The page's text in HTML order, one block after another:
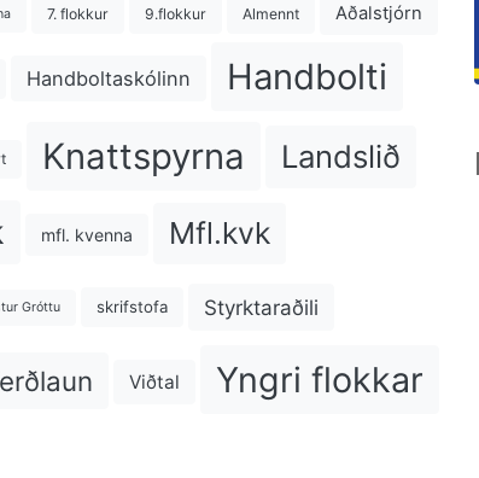
7. flokkur 9.flokkur Almennt Aðalstjórn
Handboltaskólinn Handbolti
Knattspyrna Landslið
mfl. kvenna Mfl.kvk
Gróttu skrifstofa Styrktaraðili
Viðtal Yngri flokkar